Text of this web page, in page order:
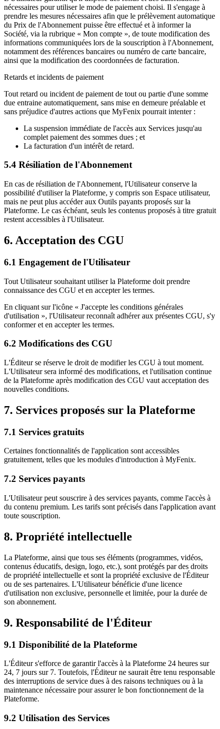
nécessaires pour utiliser le mode de paiement choisi. Il s'engage à
prendre les mesures nécessaires afin que le prélèvement automatique
du Prix de l'Abonnement puisse être effectué et à informer la
Société, via la rubrique « Mon compte », de toute modification des
informations communiquées lors de la souscription à l'Abonnement,
notamment des références bancaires ou numéro de carte bancaire,
ainsi que la modification des coordonnées de facturation.
Retards et incidents de paiement
Tout retard ou incident de paiement de tout ou partie d'une somme
due entraine automatiquement, sans mise en demeure préalable et
sans préjudice d'autres actions que MyFenix pourrait intenter :
La suspension immédiate de l'accès aux Services jusqu'au
complet paiement des sommes dues ; et
La facturation d'un intérêt de retard.
5.4 Résiliation de l'Abonnement
En cas de résiliation de l'Abonnement, l'Utilisateur conserve la
possibilité d'utiliser la Plateforme, y compris son Espace utilisateur,
mais ne peut plus accéder aux Outils payants proposés sur la
Plateforme. Le cas échéant, seuls les contenus proposés à titre gratuit
restent accessibles à l'Utilisateur.
6. Acceptation des CGU
6.1 Engagement de l'Utilisateur
Tout Utilisateur souhaitant utiliser la Plateforme doit prendre
connaissance des CGU et en accepter les termes.
En cliquant sur l'icône « J'accepte les conditions générales
d'utilisation », l'Utilisateur reconnaît adhérer aux présentes CGU, s'y
conformer et en accepter les termes.
6.2 Modifications des CGU
L'Éditeur se réserve le droit de modifier les CGU à tout moment.
L'Utilisateur sera informé des modifications, et l'utilisation continue
de la Plateforme après modification des CGU vaut acceptation des
nouvelles conditions.
7. Services proposés sur la Plateforme
7.1 Services gratuits
Certaines fonctionnalités de l'application sont accessibles
gratuitement, telles que les modules d'introduction à MyFenix.
7.2 Services payants
L'Utilisateur peut souscrire à des services payants, comme l'accès à
du contenu premium. Les tarifs sont précisés dans l'application avant
toute souscription.
8. Propriété intellectuelle
La Plateforme, ainsi que tous ses éléments (programmes, vidéos,
contenus éducatifs, design, logo, etc.), sont protégés par des droits
de propriété intellectuelle et sont la propriété exclusive de l'Éditeur
ou de ses partenaires. L'Utilisateur bénéficie d'une licence
d'utilisation non exclusive, personnelle et limitée, pour la durée de
son abonnement.
9. Responsabilité de l'Éditeur
9.1 Disponibilité de la Plateforme
L'Éditeur s'efforce de garantir l'accès à la Plateforme 24 heures sur
24, 7 jours sur 7. Toutefois, l'Éditeur ne saurait être tenu responsable
des interruptions de service dues à des raisons techniques ou à la
maintenance nécessaire pour assurer le bon fonctionnement de la
Plateforme.
9.2 Utilisation des Services